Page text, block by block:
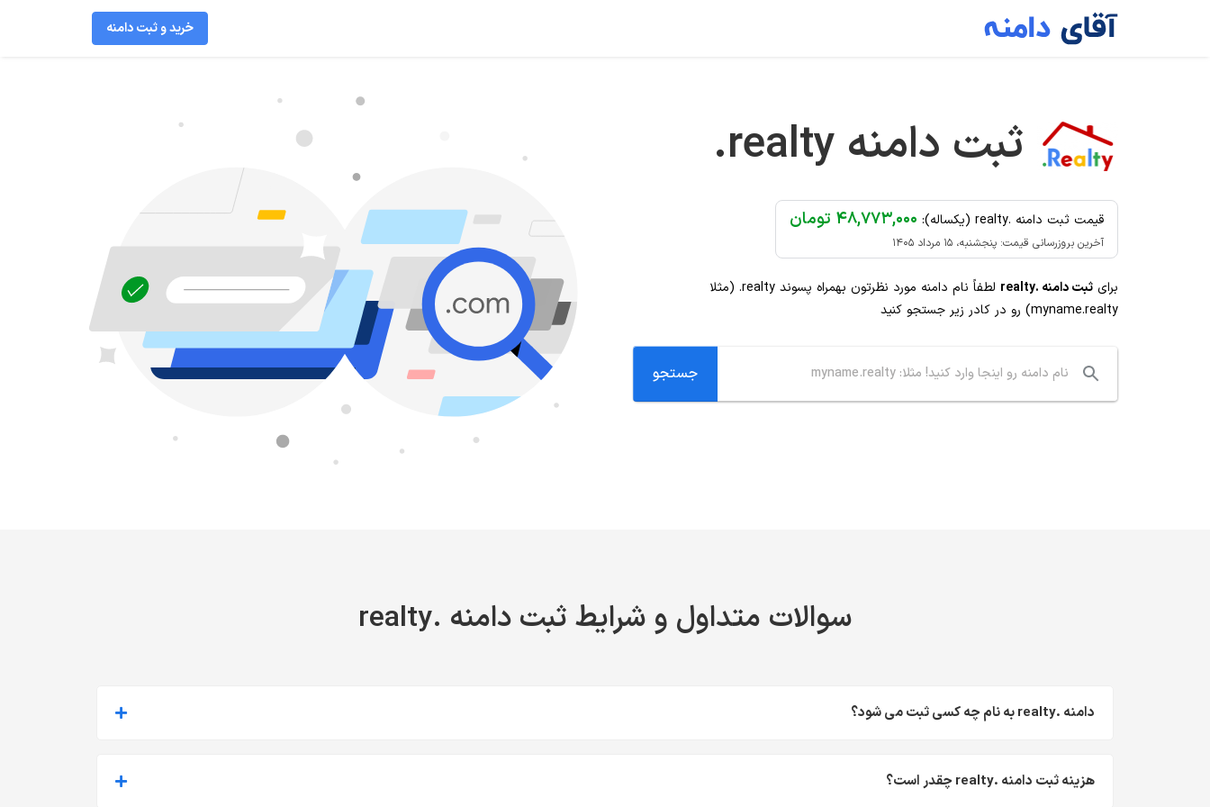
خرید و ثبت دامنه
ثبت دامنه .realty
قیمت ثبت دامنه .realty (یکساله): ۴۸,۷۷۳,۰۰۰ تومان
آخرین بروزرسانی قیمت: پنجشنبه، ۱۵ مرداد ۱۴۰۵
برای ثبت دامنه .realty لطفاً نام دامنه مورد نظرتون بهمراه پسوند .realty (مثلا
myname.realty) رو در کادر زیر جستجو کنید
سوالات متداول و شرایط ثبت دامنه .realty
دامنه .realty به نام چه کسی ثبت می شود؟
هزینه ثبت دامنه .realty چقدر است؟